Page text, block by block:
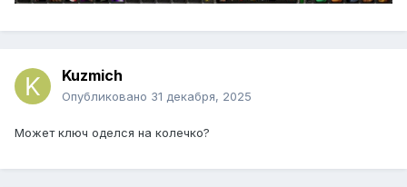
Kuzmich
Опубликовано 31 декабря, 2025
Может ключ оделся на колечко?